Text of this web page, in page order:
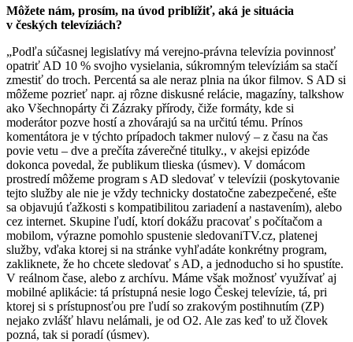
Môžete nám, prosím, na úvod priblížiť, aká je situácia
v českých televíziách?
„Podľa súčasnej legislatívy má verejno-právna televízia povinnosť
opatriť AD 10 % svojho vysielania, súkromným televíziám sa stačí
zmestiť do troch. Percentá sa ale neraz plnia na úkor filmov. S AD si
môžeme pozrieť napr. aj rôzne diskusné relácie, magazíny, talkshow
ako Všechnopárty či Zázraky přírody, čiže formáty, kde si
moderátor pozve hostí a zhovárajú sa na určitú tému. Prínos
komentátora je v týchto prípadoch takmer nulový – z času na čas
povie vetu – dve a prečíta záverečné titulky., v akejsi epizóde
dokonca povedal, že publikum tlieska (úsmev). V domácom
prostredí môžeme program s AD sledovať v televízii (poskytovanie
tejto služby ale nie je vždy technicky dostatočne zabezpečené, ešte
sa objavujú ťažkosti s kompatibilitou zariadení a nastavením), alebo
cez internet. Skupine ľudí, ktorí dokážu pracovať s počítačom a
mobilom, výrazne pomohlo spustenie sledovaniTV.cz, platenej
služby, vďaka ktorej si na stránke vyhľadáte konkrétny program,
zakliknete, že ho chcete sledovať s AD, a jednoducho si ho spustíte.
V reálnom čase, alebo z archívu. Máme však možnosť využívať aj
mobilné aplikácie: tá prístupná nesie logo Českej televízie, tá, pri
ktorej si s prístupnosťou pre ľudí so zrakovým postihnutím (ZP)
nejako zvlášť hlavu nelámali, je od O2. Ale zas keď to už človek
pozná, tak si poradí (úsmev).